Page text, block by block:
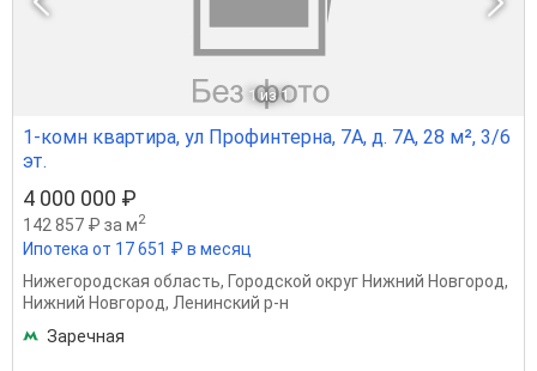
1 из 1
1-комн квартира, ул Профинтерна, 7А, д. 7А, 28 м², 3/6
эт.
4 000 000 ₽
142 857 ₽ за м2
Ипотека от 17 651 ₽ в месяц
Нижегородская область, Городской округ Нижний Новгород,
Нижний Новгород, Ленинский р-н
Заречная